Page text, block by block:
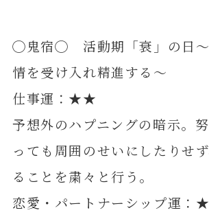
◯鬼宿◯ 活動期「衰」の日～
情を受け入れ精進する～
仕事運：★★
予想外のハプニングの暗示。
っても周囲のせいにしたりせ
ることを粛々と行う。
恋愛・パートナーシップ運：